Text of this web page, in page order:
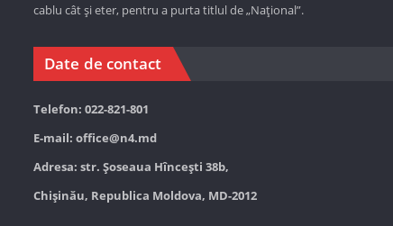
cablu cât și eter, pentru a purta titlul de „Național”.
Date de contact
Telefon: 022-821-801
E-mail: office@n4.md
Adresa: str. Șoseaua Hînceşti 38b,
Chișinău, Republica Moldova, MD-2012